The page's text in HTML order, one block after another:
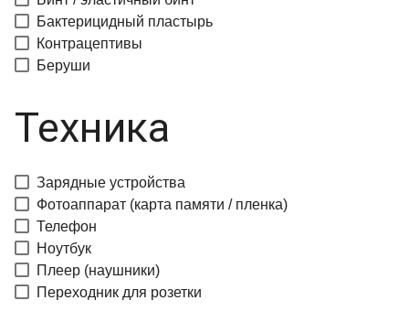
Бактерицидный пластырь
Контрацептивы
Беруши
Техника
Зарядные устройства
Фотоаппарат (карта памяти / пленка)
Телефон
Ноутбук
Плеер (наушники)
Переходник для розетки